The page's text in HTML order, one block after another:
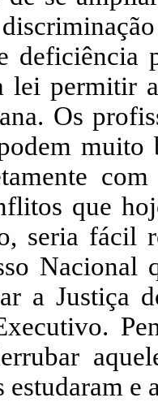
deficiência
lei permitir
Os
muito
que
seria fácil
Nacional
a Justiça
estudaram e